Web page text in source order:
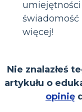
więcej!
Nie znalazłeś
artykułu o
opinię